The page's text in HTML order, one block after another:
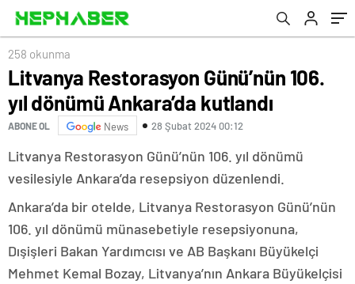
258 okunma
Litvanya Restorasyon Günü’nün 106.
yıl dönümü Ankara’da kutlandı
ABONE OL News 28 Şubat 2024 00:12
Litvanya Restorasyon Günü’nün 106. yıl dönümü
vesilesiyle Ankara’da resepsiyon düzenlendi.
Ankara’da bir otelde, Litvanya Restorasyon Günü’nün
106. yıl dönümü münasebetiyle resepsiyonuna,
Dışişleri Bakan Yardımcısı ve AB Başkanı Büyükelçi
Mehmet Kemal Bozay, Litvanya’nın Ankara Büyükelçisi